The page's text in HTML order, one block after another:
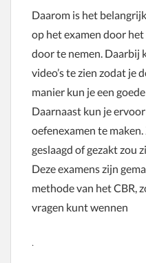
Daarom is het
op het examen door
door te nemen. Daarbij
video’s te zien zodat je
manier kun je een
Daarnaast kun je
oefenexamen te
geslaagd of gezakt zou
Deze examens zijn
methode van het CBR,
vragen kunt wennen
.